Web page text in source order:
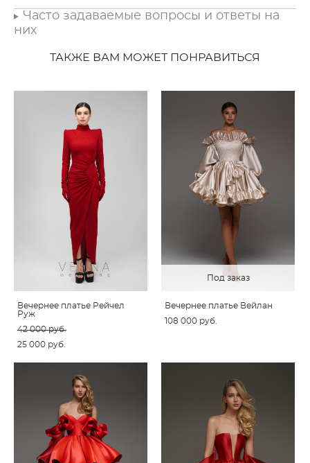
Часто задаваемые вопросы и ответы на
них
ТАКЖЕ ВАМ МОЖЕТ ПОНРАВИТЬСЯ
Вечернее платье Рейчел
Руж
42 000 pуб.
25 000 pуб.
Под заказ
Вечернее платье Вейлан
108 000 pуб.